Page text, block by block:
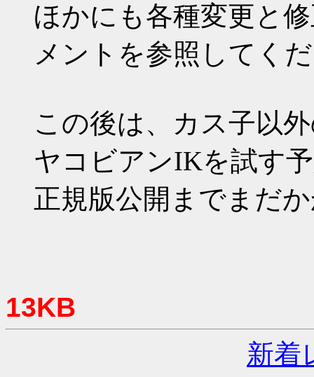
ほかにも各種変更と
メントを参照してく
この後は、カス子以
ヤコビアンIKを試す
正規版公開までまだ
13KB
新着